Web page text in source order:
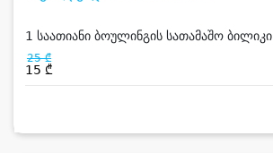
1 საათიანი ბოულინგის სათამაშო ბილიკი
25 ₾
15 ₾